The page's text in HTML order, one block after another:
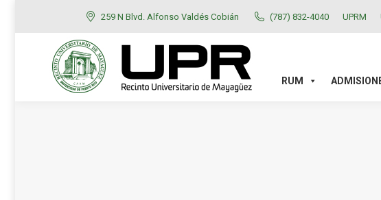
259 N Blvd. Alfonso Valdés Cobián (787) 832-4040 UPRM
RUM
RUM ADMISIONES